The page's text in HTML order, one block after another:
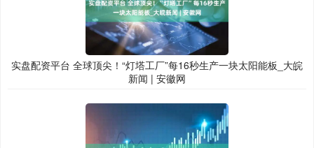
实盘配资平台 全球顶尖！“灯塔工厂”每16秒生产一块太阳能板_大皖
新闻 | 安徽网